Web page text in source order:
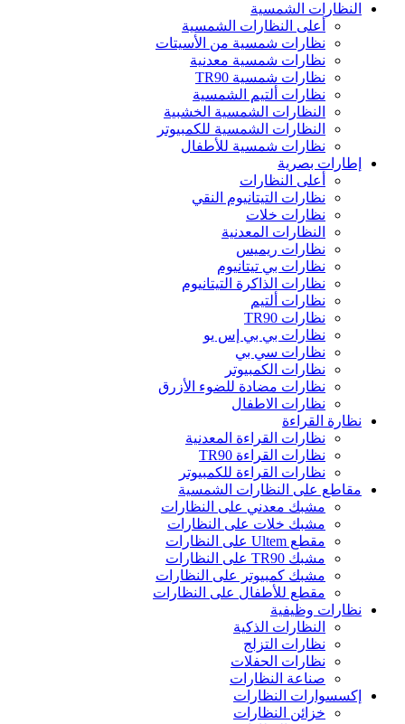
النظارات الشمسية
أعلى النظارات الشمسية
نظارات شمسية من الأسيتات
نظارات شمسية معدنية
نظارات شمسية TR90
نظارات ألتيم الشمسية
النظارات الشمسية الخشبية
النظارات الشمسية للكمبيوتر
نظارات شمسية للأطفال
إطارات بصرية
أعلى النظارات
نظارات التيتانيوم النقي
نظارات خلات
النظارات المعدنية
نظارات ريميس
نظارات بي تيتانيوم
نظارات الذاكرة التيتانيوم
نظارات ألتيم
نظارات TR90
نظارات بي بي إس يو
نظارات سي بي
نظارات الكمبيوتر
نظارات مضادة للضوء الأزرق
نظارات الاطفال
نظارة القراءة
نظارات القراءة المعدنية
نظارات القراءة TR90
نظارات القراءة للكمبيوتر
مقاطع على النظارات الشمسية
مشبك معدني على النظارات
مشبك خلات على النظارات
مقطع Ultem على النظارات
مشبك TR90 على النظارات
مشبك كمبيوتر على النظارات
مقطع للأطفال على النظارات
نظارات وظيفية
النظارات الذكية
نظارات التزلج
نظارات الحفلات
صناعة النظارات
إكسسوارات النظارات
خزائن النظارات